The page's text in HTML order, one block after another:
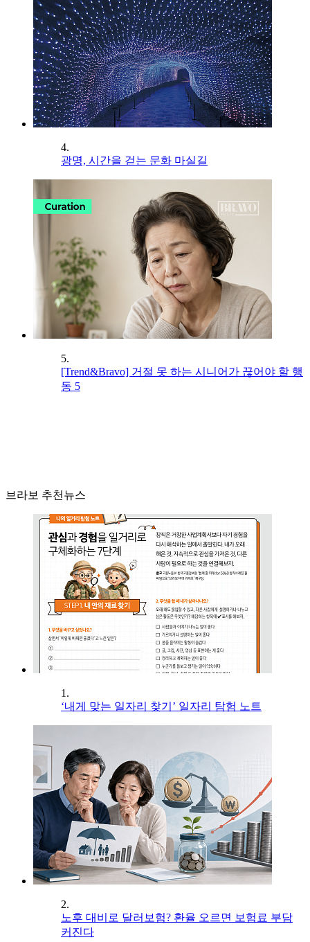
4.
광명, 시간을 걷는 문화 마실길
5.
[Trend&Bravo] 거절 못 하는 시니어가 끊어야 할 행
동 5
브라보 추천뉴스
1.
‘내게 맞는 일자리 찾기’ 일자리 탐험 노트
2.
노후 대비로 달러보험? 환율 오르면 보험료 부담
커진다